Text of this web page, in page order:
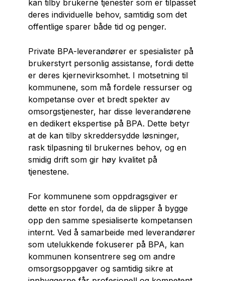
kan tilby brukerne tjenester som er tilpasset
deres individuelle behov, samtidig som det
offentlige sparer både tid og penger.
Private BPA-leverandører er spesialister på
brukerstyrt personlig assistanse, fordi dette
er deres kjernevirksomhet. I motsetning til
kommunene, som må fordele ressurser og
kompetanse over et bredt spekter av
omsorgstjenester, har disse leverandørene
en dedikert ekspertise på BPA. Dette betyr
at de kan tilby skreddersydde løsninger,
rask tilpasning til brukernes behov, og en
smidig drift som gir høy kvalitet på
tjenestene.
For kommunene som oppdragsgiver er
dette en stor fordel, da de slipper å bygge
opp den samme spesialiserte kompetansen
internt. Ved å samarbeide med leverandører
som utelukkende fokuserer på BPA, kan
kommunen konsentrere seg om andre
omsorgsoppgaver og samtidig sikre at